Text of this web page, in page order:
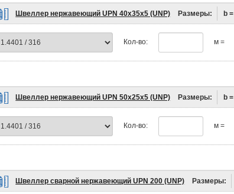
Швеллер нержавеющий UPN 40х35х5 (UNP) Размеры: b =
Кол-во: м =
Швеллер нержавеющий UPN 50х25х5 (UNP) Размеры: b =
Кол-во: м =
Швеллер сварной нержавеющий UPN 200 (UNP) Размеры: